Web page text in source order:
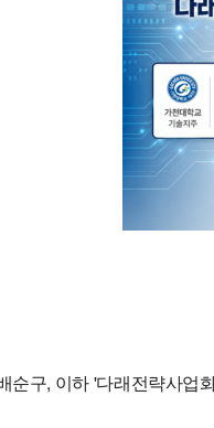
순구, 이하 '다래전략사